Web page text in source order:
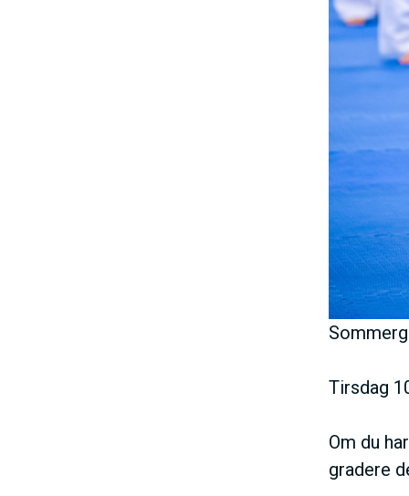
Tirsdag
Om du
gradere